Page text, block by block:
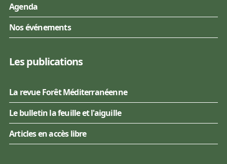
Agenda
Nos événements
Les publications
La revue Forêt Méditerranéenne
Le bulletin la feuille et l'aiguille
Articles en accès libre